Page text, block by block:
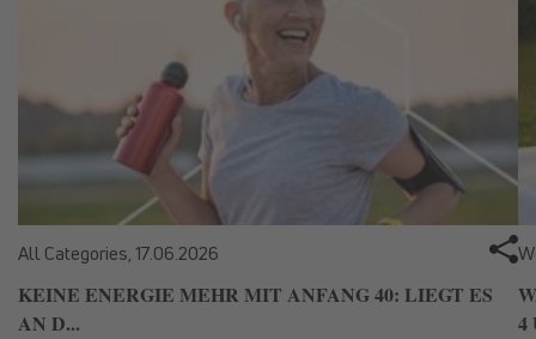
All Categories, 17.06.2026
KEINE ENERGIE MEHR MIT ANFANG 40: LIEGT ES
AN D...
4